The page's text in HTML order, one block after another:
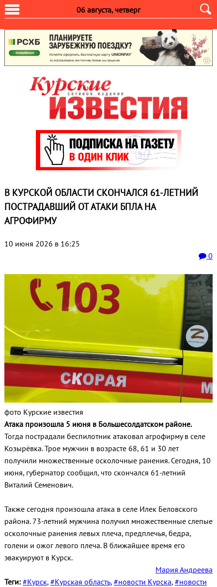
06 августа, четверг
В КУРСКОЙ ОБЛАСТИ СКОНЧАЛСЯ 61-ЛЕТНИЙ
ПОСТРАДАВШИЙ ОТ АТАКИ БПЛА НА
АГРОФИРМУ
10 июня 2026 в 16:25
0
фото Курские известия
Атака произошла 5 июня в Большесолдатском районе.
Тогда пострадали беспилотник атаковал агрофирму в селе
Козырёвка. Трое мужчин в возрасте 68, 61 и 30 лет
получили множественные осколочные ранения. Сегодня, 10
июня, губернатор сообщил, что скончался 61-летний
Виталий Семенович.
Также сегодня произошла атака в селе Илек Беловского
района. 73-летний мужчина получил множественные слепые
осколочные ранения левых плеча, предплечья, бедра,
голени и ожог левого плеча. В ближайшее время его
эвакуируют в Курск.
Мария Андреева
Теги: #Курск, #Курская область, #новости Курска, #новости